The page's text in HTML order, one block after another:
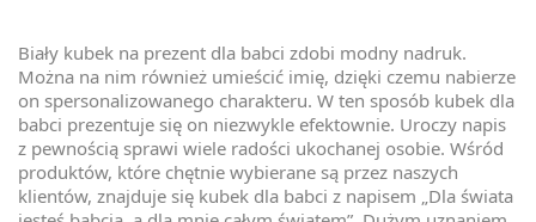
Biały kubek na prezent dla babci zdobi modny nadruk.
Można na nim również umieścić imię, dzięki czemu nabierze
on spersonalizowanego charakteru. W ten sposób kubek dla
babci prezentuje się on niezwykle efektownie. Uroczy napis
z pewnością sprawi wiele radości ukochanej osobie. Wśród
produktów, które chętnie wybierane są przez naszych
klientów, znajduje się kubek dla babci z napisem „Dla świata